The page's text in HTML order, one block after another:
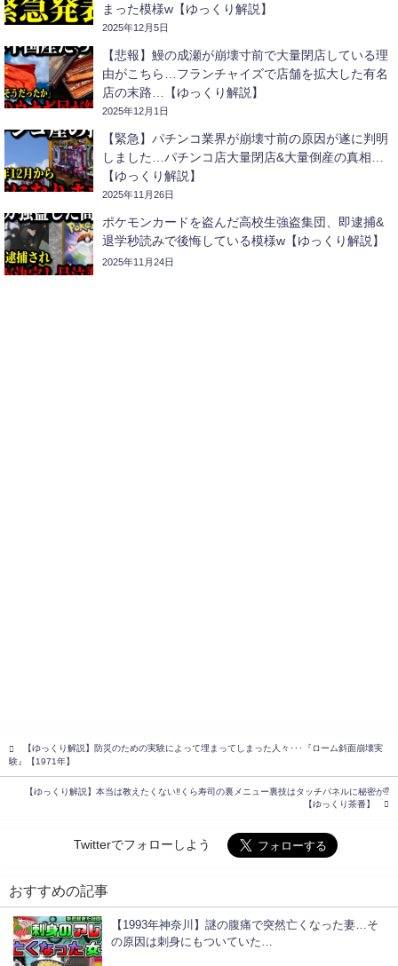
まった模様w【ゆっくり解説】
2025年12月5日
【悲報】鰻の成瀬が崩壊寸前で大量閉店している理
由がこちら…フランチャイズで店舗を拡大した有名
店の末路…【ゆっくり解説】
2025年12月1日
【緊急】パチンコ業界が崩壊寸前の原因が遂に判明
しました…パチンコ店大量閉店&大量倒産の真相…
【ゆっくり解説】
2025年11月26日
ポケモンカードを盗んだ高校生強盗集団、即逮捕&
退学秒読みで後悔している模様w【ゆっくり解説】
2025年11月24日
【ゆっくり解説】防災のための実験によって埋まってしまった人々･･･『ローム斜面崩壊実
験』【1971年】
【ゆっくり解説】本当は教えたくない‼︎くら寿司の裏メニュー裏技はタッチパネルに秘密が⁉︎
【ゆっくり茶番】
Twitterでフォローしよう
おすすめの記事
【1993年神奈川】謎の腹痛で突然亡くなった妻…そ
の原因は刺身にもついていた…